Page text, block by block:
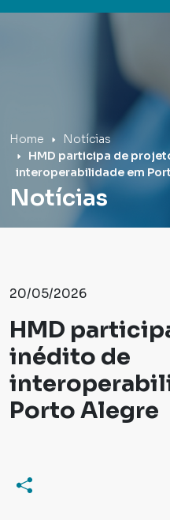
Home
Notícias
HMD participa de
interoperabilidade em
Notícias
20/05/2026
HMD
inédito de
Porto Alegre